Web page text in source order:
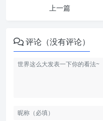
上一篇
评论（没有评论）